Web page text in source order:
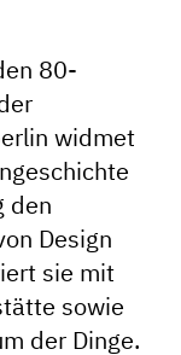
80-
widmet
den
Design
sie mit
sowie
der Dinge.